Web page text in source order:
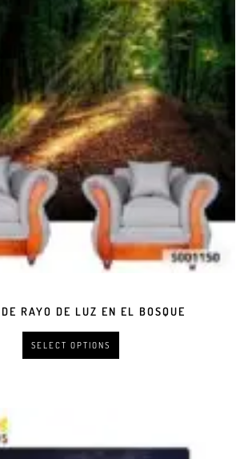
RAYO DE LUZ EN EL BOSQUE
SELECT OPTIONS